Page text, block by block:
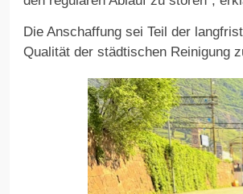
Die Anschaffung sei Teil der
Qualität der städtischen Reinigung